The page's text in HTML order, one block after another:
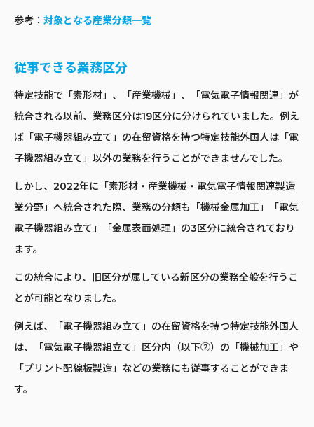
参考： 対象となる産業分類一覧
従事できる業務区分
特定技能で「素形材」、「産業機械」、「電気電子情報関連」が
統合される以前、業務区分は19区分に分けられていました。例え
ば「電子機器組み立て」の在留資格を持つ特定技能外国人は「電
子機器組み立て」以外の業務を行うことができませんでした。
しかし、2022年に「素形材・産業機械・電気電子情報関連製造
業分野」へ統合された際、業務の分類も「機械金属加工」「電気
電子機器組み立て」「金属表面処理」の3区分に統合されており
ます。
この統合により、旧区分が属している新区分の業務全般を行うこ
とが可能となりました。
例えば、「電子機器組み立て」の在留資格を持つ特定技能外国人
は、「電気電子機器組立て」区分内（以下②）の「機械加工」や
「プリント配線板製造」などの業務にも従事することができま
す。